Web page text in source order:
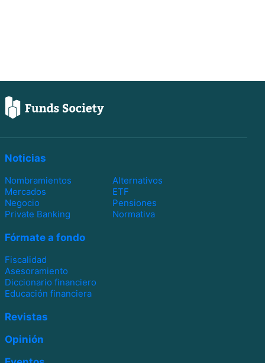
Noticias
Nombramientos
Alternativos
Mercados
ETF
Negocio
Pensiones
Private Banking
Normativa
Fórmate a fondo
Fiscalidad
Asesoramiento
Diccionario financiero
Educación financiera
Revistas
Opinión